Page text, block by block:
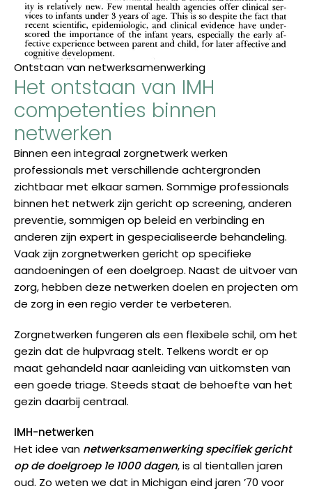
Ontstaan van netwerksamenwerking
Het ontstaan van IMH
competenties binnen
netwerken
Binnen een integraal zorgnetwerk werken
professionals met verschillende achtergronden
zichtbaar met elkaar samen. Sommige professionals
binnen het netwerk zijn gericht op screening, anderen
preventie, sommigen op beleid en verbinding en
anderen zijn expert in gespecialiseerde behandeling.
Vaak zijn zorgnetwerken gericht op specifieke
aandoeningen of een doelgroep. Naast de uitvoer van
zorg, hebben deze netwerken doelen en projecten om
de zorg in een regio verder te verbeteren.
Zorgnetwerken fungeren als een flexibele schil, om het
gezin dat de hulpvraag stelt. Telkens wordt er op
maat gehandeld naar aanleiding van uitkomsten van
een goede triage. Steeds staat de behoefte van het
gezin daarbij centraal.
IMH-netwerken
Het idee van netwerksamenwerking specifiek gericht
op de doelgroep 1e 1000 dagen, is al tientallen jaren
oud. Zo weten we dat in Michigan eind jaren ’70 voor